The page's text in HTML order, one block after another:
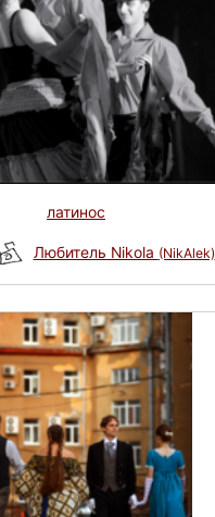
латинос
Любитель Nikola (NikAlek)